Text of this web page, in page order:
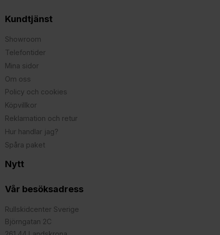
Kundtjänst
Showroom
Telefontider
Mina sidor
Om oss
Policy och cookies
Köpvillkor
Reklamation och retur
Hur handlar jag?
Spåra paket
Nytt
Vår besöksadress
Rullskidcenter Sverige
Björngatan 2C